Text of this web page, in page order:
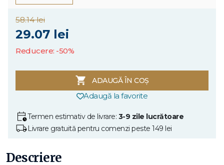
58.14 lei
29.07 lei
Reducere: -50%
ADAUGĂ ÎN COȘ
Adaugă la favorite
Termen estimativ de livrare: 3-9 zile lucrătoare
Livrare gratuită pentru comenzi peste 149 lei
Descriere